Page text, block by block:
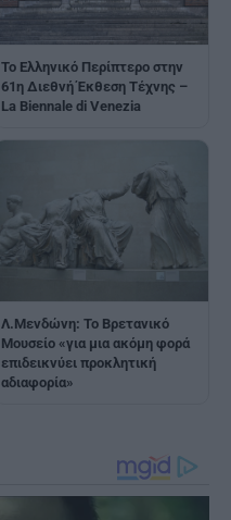
Το Ελληνικό Περίπτερο στην
61η Διεθνή Έκθεση Τέχνης –
La Biennale di Venezia
Λ.Μενδώνη: Το Βρετανικό
Μουσείο «για μια ακόμη φορά
επιδεικνύει προκλητική
αδιαφορία»